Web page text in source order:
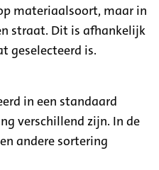
materiaalsoort, maar in
straat. Dit is afhankelijk
geselecteerd is.
in een standaard
verschillend zijn. In de
andere sortering